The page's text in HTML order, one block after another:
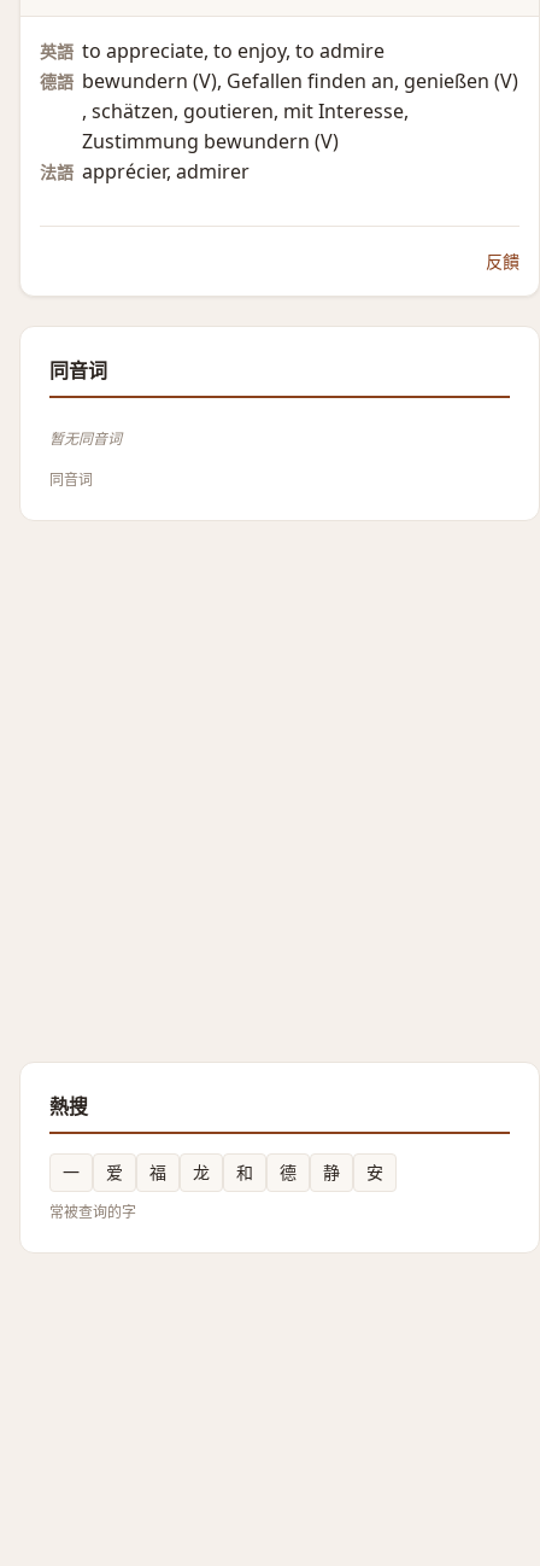
英語 to appreciate, to enjoy, to admire
德語 bewundern (V)​, Gefallen finden an, genießen (V)​
, schätzen, goutieren, mit Interesse,
Zustimmung bewundern (V)​
法語 apprécier, admirer
反饋
同音词
暂无同音词
同音词
熱搜
一 爱 福 龙 和 德 静 安
常被查询的字